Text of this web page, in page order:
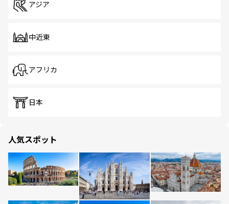
アジア
中近東
アフリカ
日本
人気スポット